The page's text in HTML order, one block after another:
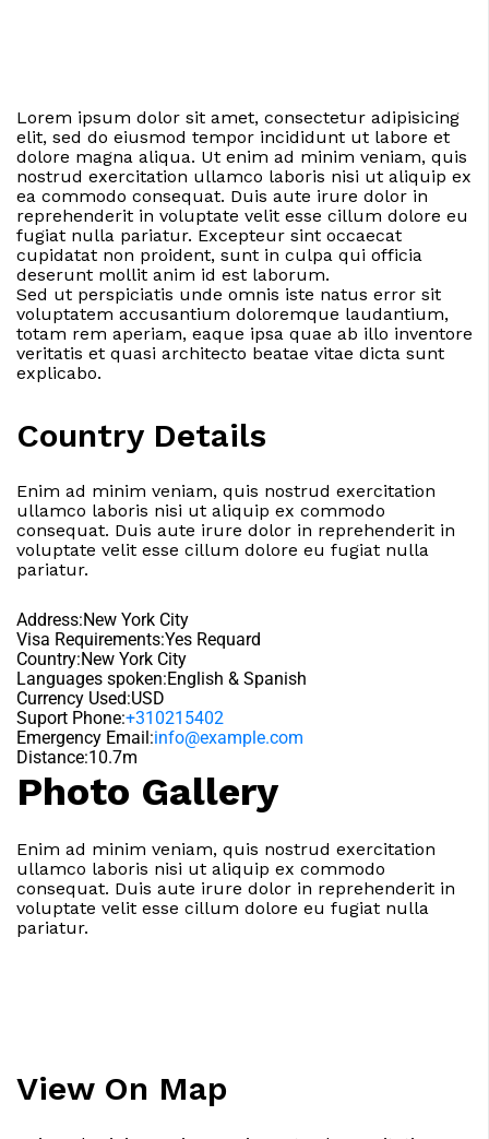
Lorem ipsum dolor sit amet, consectetur adipisicing
elit, sed do eiusmod tempor incididunt ut labore et
dolore magna aliqua. Ut enim ad minim veniam, quis
nostrud exercitation ullamco laboris nisi ut aliquip ex
ea commodo consequat. Duis aute irure dolor in
reprehenderit in voluptate velit esse cillum dolore eu
fugiat nulla pariatur. Excepteur sint occaecat
cupidatat non proident, sunt in culpa qui officia
deserunt mollit anim id est laborum.
Sed ut perspiciatis unde omnis iste natus error sit
voluptatem accusantium doloremque laudantium,
totam rem aperiam, eaque ipsa quae ab illo inventore
veritatis et quasi architecto beatae vitae dicta sunt
explicabo.
Country Details
Enim ad minim veniam, quis nostrud exercitation
ullamco laboris nisi ut aliquip ex commodo
consequat. Duis aute irure dolor in reprehenderit in
voluptate velit esse cillum dolore eu fugiat nulla
pariatur.
Address:New York City
Visa Requirements:Yes Requard
Country:New York City
Languages spoken:English & Spanish
Currency Used:USD
Suport Phone:+310215402
Emergency Email:info@example.com
Distance:10.7m
Photo Gallery
Enim ad minim veniam, quis nostrud exercitation
ullamco laboris nisi ut aliquip ex commodo
consequat. Duis aute irure dolor in reprehenderit in
voluptate velit esse cillum dolore eu fugiat nulla
pariatur.
View On Map